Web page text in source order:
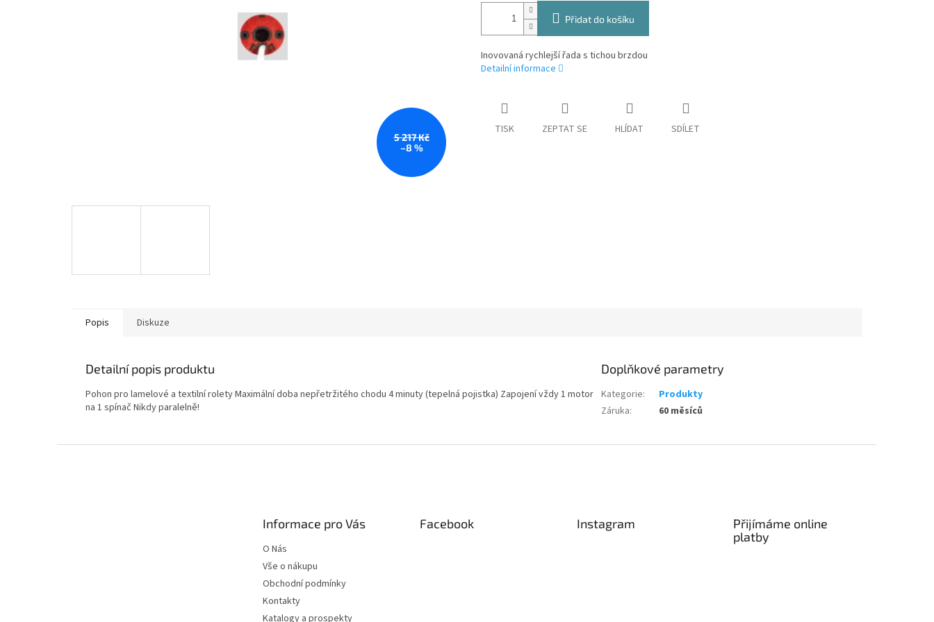
5 217 Kč
–8 %
Přidat do košíku
Inovovaná rychlejší řada s tichou brzdou
Detailní informace
TISK ZEPTAT SE HLÍDAT SDÍLET
Popis Diskuze
Detailní popis produktu
Pohon pro lamelové a textilní rolety Maximální doba nepřetržitého chodu 4 minuty (tepelná pojistka) Zapojení vždy 1 motor
na 1 spínač Nikdy paralelně!
Doplňkové parametry
Kategorie:
Produkty
Záruka: 60 měsíců
Informace pro Vás
O Nás
Vše o nákupu
Obchodní podmínky
Kontakty
Katalogy a prospekty
Facebook Instagram
Přijímáme online
platby